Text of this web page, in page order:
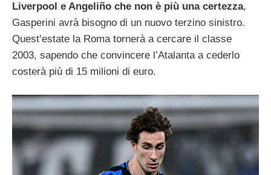
Liverpool e Angeliño che non è più una certezza,
Gasperini avrà bisogno di un nuovo terzino sinistro.
Quest’estate la Roma tornerà a cercare il classe
2003, sapendo che convincere l’Atalanta a cederlo
costerà più di 15 milioni di euro.